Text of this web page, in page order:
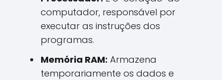
computador, responsável por
executar as instruções dos
programas.
Memória RAM: Armazena
temporariamente os dados e